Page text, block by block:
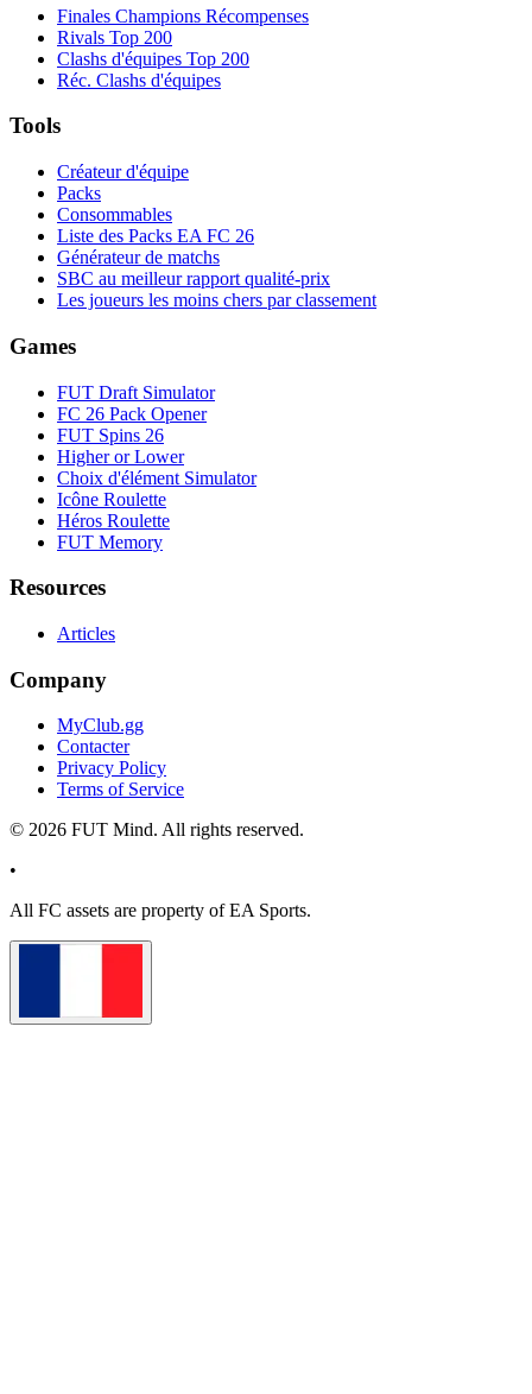
Finales Champions Récompenses
Rivals Top 200
Clashs d'équipes Top 200
Réc. Clashs d'équipes
Tools
Créateur d'équipe
Packs
Consommables
Liste des Packs EA FC 26
Générateur de matchs
SBC au meilleur rapport qualité-prix
Les joueurs les moins chers par classement
Games
FUT Draft Simulator
FC 26 Pack Opener
FUT Spins 26
Higher or Lower
Choix d'élément Simulator
Icône Roulette
Héros Roulette
FUT Memory
Resources
Articles
Company
MyClub.gg
Contacter
Privacy Policy
Terms of Service
© 2026 FUT Mind. All rights reserved.
•
All FC assets are property of EA Sports.